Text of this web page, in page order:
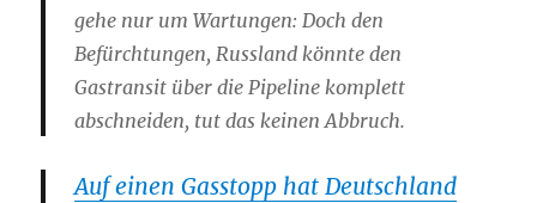
gehe nur um Wartungen: Doch den
Befürchtungen, Russland könnte den
Gastransit über die Pipeline komplett
abschneiden, tut das keinen Abbruch.
Auf einen Gasstopp hat Deutschland